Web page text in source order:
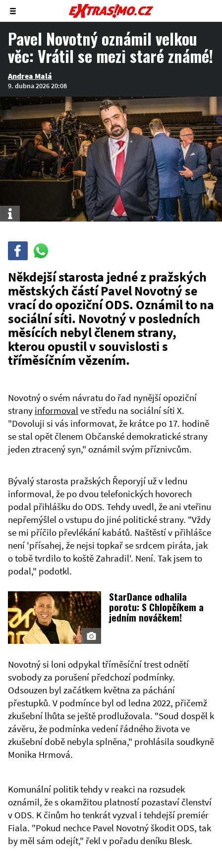
Zobrazit/skrýt
menu
Pavel Novotný oznámil velkou
věc: Vrátil se mezi staré známé!
Andrea Malá
9. dubna 2026 20:08
Info
Sdílej
WhatsAppu
Někdejší starosta jedné z pražských
městských částí Pavel Novotný se
vrací do opoziční ODS. Oznámil to na
sociální síti. Novotný v posledních
měsících nebyl členem strany,
kterou opustil v souvislosti s
tříměsíčním vězením.
Novotný o svém návratu do řad nynější opoziční
strany informoval ve středu na sociální síti X.
"Dovoluji si vás informovat, že krátce po 17. hodině
se stal opět členem Občanské demokratické strany
jeden ztracený syn," oznámil svým příznivcům.
Bývalý starosta pražských Řeporyjí už v lednu
informoval, že po dvou telefonických hovorech
podal přihlášku do ODS. Tehdy uvedl, že ani vteřinu
nepřemýšlel o vstupu do jiné politické strany. "Vždy
se mi příčilo převlékání kabátů. Naštěstí v přihlášce
není 'přísahej, že nejsi topkař se srdcem piráta, jak
o tobě tvrdilo to koště Zahradil'. Není. Tak jsem to
podal," podotkl.
StarDance odhalila
porotu: S Chlopčíkem a
jedním nováčkem!
Novotný si loni odpykal tříměsíční trest odnětí
svobody za porušení předchozí podmínky.
Odsouzen byl začátkem května za páchání
přestupků. V podmínce byl od ledna 2022, přičemž
zkušební lhůta se ještě prodlužovala. "Soud dospěl k
závěru, že podmínka vedení řádného života ve
zkušební době nebyla splněna," prohlásila soudkyně
Monika Hrmová.
Komunální politik tehdy v reakci na rozsudek
oznámil, že s okamžitou platností pozastaví členství
v ODS. K činům ho tenkrát vyzval i tehdejší premiér
Fiala. "Pokud nechce Pavel Novotný škodit ODS, tak
by měl sám odejít," řekl v pořadu deníku Blesk.